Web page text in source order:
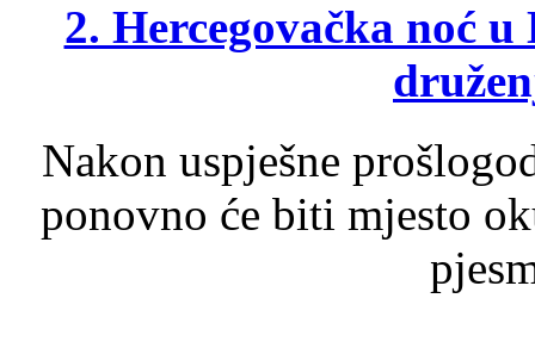
2. Hercegovačka noć
Nakon uspješne
ponovno će biti mjesto